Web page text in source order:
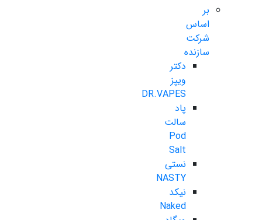
بر
اساس
شرکت
سازنده
دکتر
ویپز
DR.VAPES
پاد
سالت
Pod
Salt
نستی
NASTY
نیکد
Naked